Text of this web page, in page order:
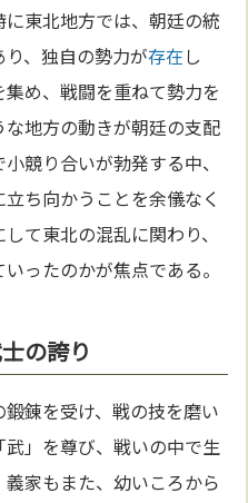
東北地方では、朝廷の統
、独自の勢力が存在し
集め、戦闘を重ねて勢力を
地方の動きが朝廷の支配
競り合いが勃発する中、
ち向かうことを余儀なく
て東北の混乱に関わり、
ったのかが焦点である。
の誇り
錬を受け、戦の技を磨い
」を尊び、戦いの中で生
家もまた、幼いころから